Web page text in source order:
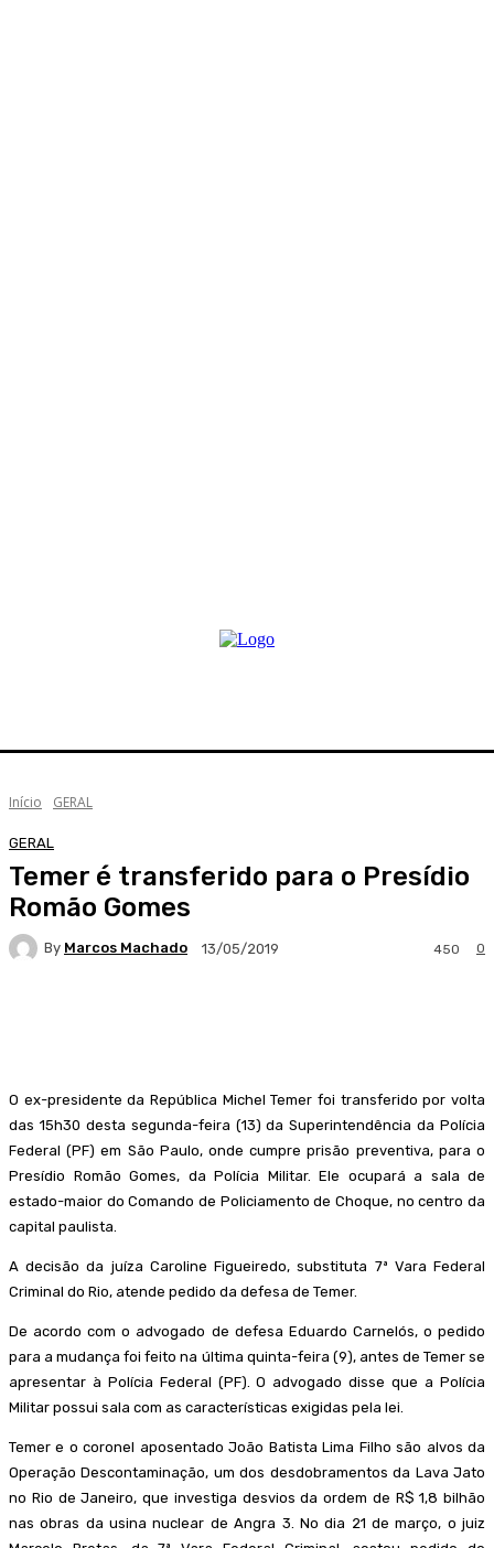
Início GERAL
GERAL
Temer é transferido para o Presídio
Romão Gomes
By Marcos Machado 13/05/2019 0
450
O ex-presidente da República Michel Temer foi transferido por volta
das 15h30 desta segunda-feira (13) da Superintendência da Polícia
Federal (PF) em São Paulo, onde cumpre prisão preventiva, para o
Presídio Romão Gomes, da Polícia Militar. Ele ocupará a sala de
estado-maior do Comando de Policiamento de Choque, no centro da
capital paulista.
A decisão da juíza Caroline Figueiredo, substituta 7ª Vara Federal
Criminal do Rio, atende pedido da defesa de Temer.
De acordo com o advogado de defesa Eduardo Carnelós, o pedido
para a mudança foi feito na última quinta-feira (9), antes de Temer se
apresentar à Polícia Federal (PF). O advogado disse que a Polícia
Militar possui sala com as características exigidas pela lei.
Temer e o coronel aposentado João Batista Lima Filho são alvos da
Operação Descontaminação, um dos desdobramentos da Lava Jato
no Rio de Janeiro, que investiga desvios da ordem de R$ 1,8 bilhão
nas obras da usina nuclear de Angra 3. No dia 21 de março, o juiz